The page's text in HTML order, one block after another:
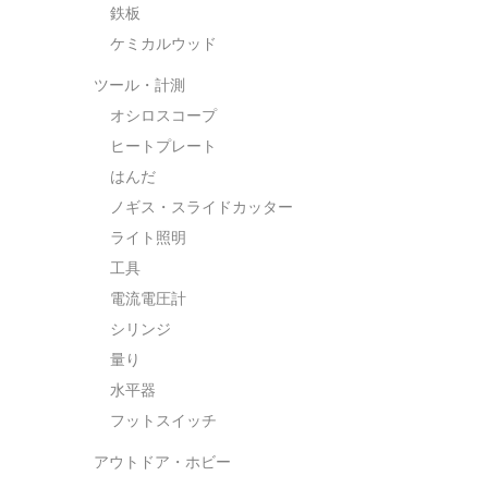
鉄板
ケミカルウッド
ツール・計測
オシロスコープ
ヒートプレート
はんだ
ノギス・スライドカッター
ライト照明
工具
電流電圧計
シリンジ
量り
水平器
フットスイッチ
アウトドア・ホビー